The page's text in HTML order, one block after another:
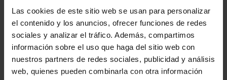
Las cookies de este sitio web se usan para personalizar
el contenido y los anuncios, ofrecer funciones de redes
sociales y analizar el tráfico. Además, compartimos
información sobre el uso que haga del sitio web con
nuestros partners de redes sociales, publicidad y análisis
web, quienes pueden combinarla con otra información
ORDENAR POR: